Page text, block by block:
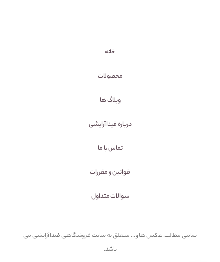
خانه
محصولات
وبلاگ ها
درباره فیداآرایشی
تماس با ما
قوانین و مقررات
سوالات متداول
تمامی مطالب، عکس ها و... متعلق به سایت فروشگاهی فیداآرایشی می
باشد.